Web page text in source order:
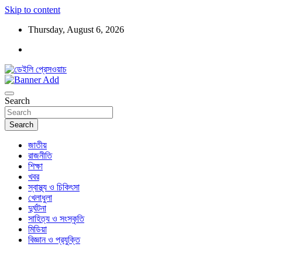
Skip to content
Thursday, August 6, 2026
ডেইলি প্রেসওয়াচ
Search
Search
জাতীয়
রাজনীতি
শিক্ষা
খবর
স্বাস্থ্য ও চিকিৎসা
খেলাধুলা
দুর্ঘটনা
সাহিত্য ও সংস্কৃতি
মিডিয়া
বিজ্ঞান ও প্রযুক্তি